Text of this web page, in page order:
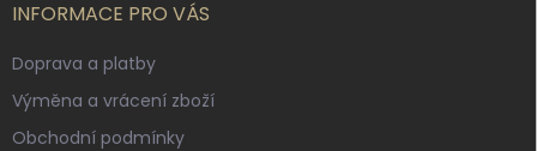
INFORMACE PRO VÁS
Doprava a platby
Výměna a vrácení zboží
Obchodní podmínky